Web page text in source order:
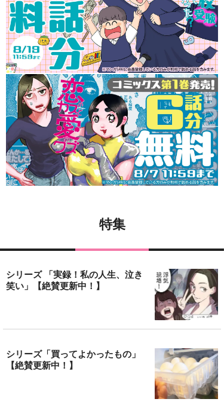
特集
シリーズ 「実録！私の人生、泣き
笑い」【絶賛更新中！】
シリーズ「買ってよかったもの」
【絶賛更新中！】